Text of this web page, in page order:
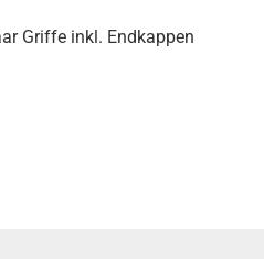
Griffe inkl. Endkappen